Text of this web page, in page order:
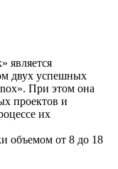
является
двух успешных
При этом она
проектов и
их
объемом от 8 до 18